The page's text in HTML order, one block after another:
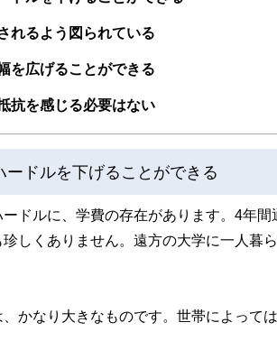
れるよう図られている
を広げることができる
抗を感じる必要はない
ードルを下げることができる
ドルに、学費の存在があります。4年
しくありません。遠方の大学に一人暮
かなり大きなものです。世帯によって